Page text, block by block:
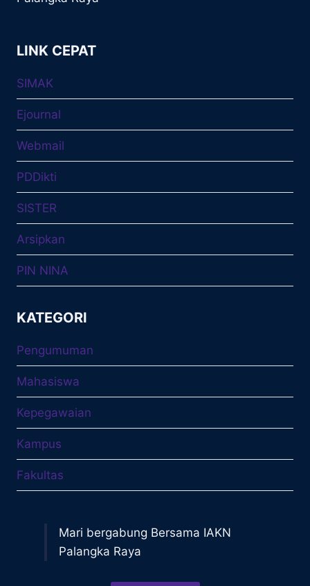
LINK CEPAT
SIMAK
Ejournal
Webmail
PDDikti
SISTER
Arsipkan
PIN NINA
KATEGORI
Pengumuman
Mahasiswa
Kepegawaian
Kampus
Fakultas
Mari bergabung Bersama IAKN
Palangka Raya